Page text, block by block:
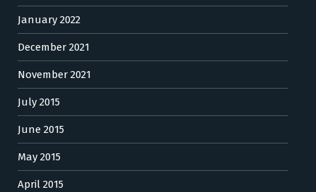
January 2022
December 2021
November 2021
July 2015
June 2015
May 2015
April 2015